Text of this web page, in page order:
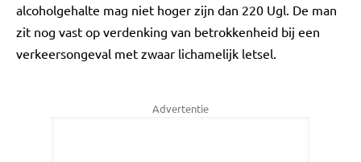
alcoholgehalte mag niet hoger zijn dan 220 Ugl. De man
zit nog vast op verdenking van betrokkenheid bij een
verkeersongeval met zwaar lichamelijk letsel.
Advertentie